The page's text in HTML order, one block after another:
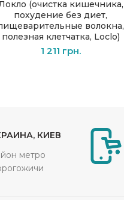
ПОДРОБНЕЕ
(очистка кишечника,
похудение без диет,
волокна,
полезная клетчатка, Loclo)
1 211 грн.
КИЕВ
метро